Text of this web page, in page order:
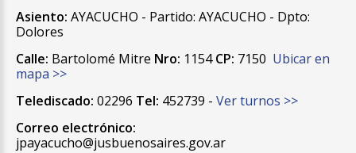
Asiento: AYACUCHO - Partido: AYACUCHO - Dpto:
Dolores
Calle: Bartolomé Mitre Nro: 1154CP: 7150 Ubicar en
mapa >>
Telediscado: 02296 Tel: 452739 - Ver turnos >>
Correo electrónico:
jpayacucho@jusbuenosaires.gov.ar